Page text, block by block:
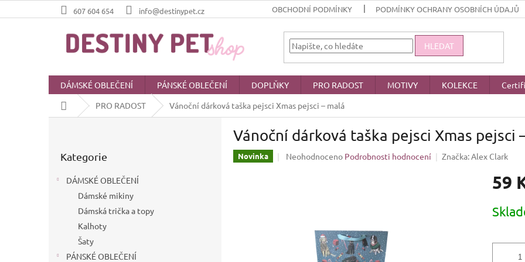
na
607 604 654 info@destinypet.cz OBCHODNÍ PODMÍNKY PODMÍNKY OCHRANY OSOBNÍCH ÚDAJŮ
HLEDAT
DÁMSKÉ OBLEČENÍ PÁNSKÉ OBLEČENÍ DOPLŇKY PRO RADOST MOTIVY KOLEKCE
Domů
PRO RADOST Vánoční dárková taška pejsci Xmas pejsci – malá
kategorie
Kategorie
DÁMSKÉ OBLEČENÍ
Dámské mikiny
Dámská trička a topy
Kalhoty
Šaty
PÁNSKÉ OBLEČENÍ
Vánoční dárková taška pejsci Xmas pejsci
Novinka
Průměrné
hvězdiček.
Neohodnoceno Podrobnosti hodnocení Značka:Alex Clark
59
cena: